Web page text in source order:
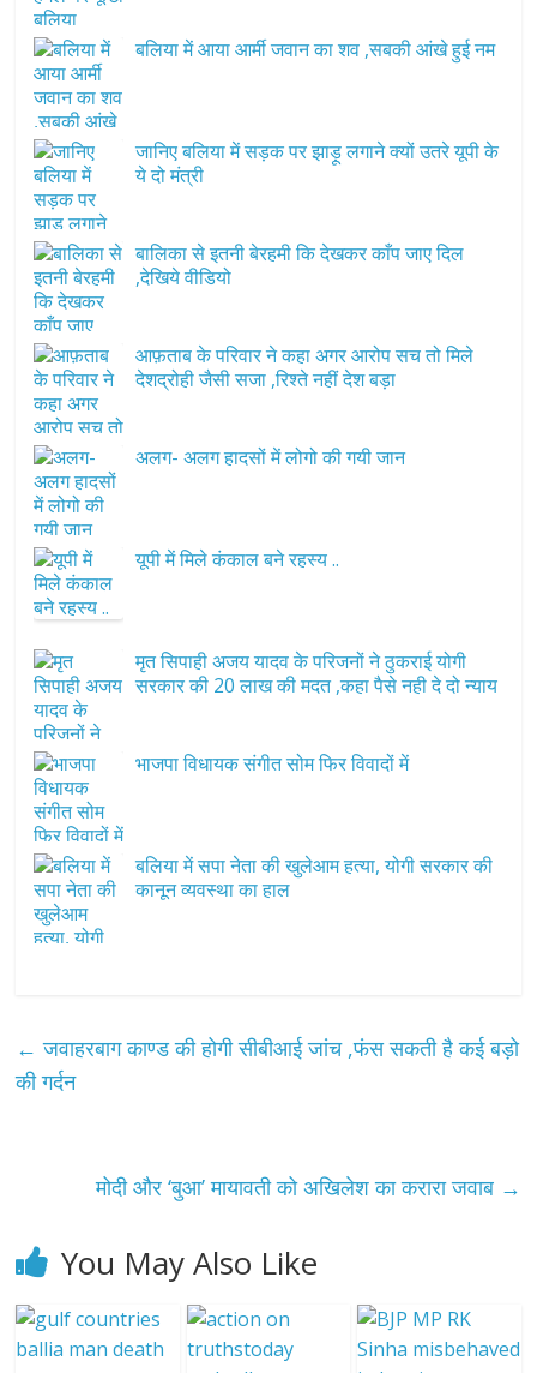
बलिया में आया आर्मी जवान का शव ,सबकी आंखे हुई नम
जानिए बलिया में सड़क पर झाड़ू लगाने क्यों उतरे यूपी के
ये दो मंत्री
बालिका से इतनी बेरहमी कि देखकर काँप जाए दिल
,देखिये वीडियो
आफ़ताब के परिवार ने कहा अगर आरोप सच तो मिले
देशद्रोही जैसी सजा ,रिश्ते नहीं देश बड़ा
अलग- अलग हादसों में लोगो की गयी जान
यूपी में मिले कंकाल बने रहस्य ..
मृत सिपाही अजय यादव के परिजनों ने ठुकराई योगी
सरकार की 20 लाख की मदत ,कहा पैसे नही दे दो न्याय
भाजपा विधायक संगीत सोम फिर विवादों में
बलिया में सपा नेता की खुलेआम हत्या, योगी सरकार की
कानून व्यवस्था का हाल
← जवाहरबाग काण्ड की होगी सीबीआई जांच ,फंस सकती है कई बड़ो
की गर्दन
मोदी और ‘बुआ’ मायावती को अखिलेश का करारा जवाब →
You May Also Like